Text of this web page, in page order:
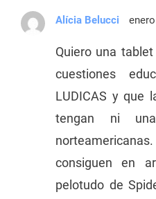
Alícia Belucci
Quiero una
cuestiones
LUDICAS y que
tengan ni
consiguen en
pelotudo de